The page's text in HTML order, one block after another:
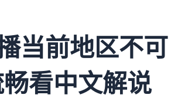
当前地区不可
看中文解说